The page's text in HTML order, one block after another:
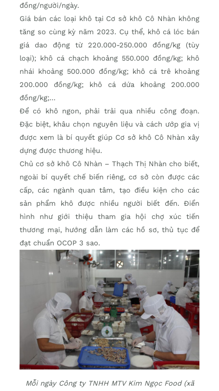
đồng/người/ngày.
Giá bán các loại khô tại Cơ sở khô Cô Nhàn không
tăng so cùng kỳ năm 2023. Cụ thể, khô cá lóc bán
giá dao động từ 220.000-250.000 đồng/kg (tùy
loại); khô cá chạch khoảng 550.000 đồng/kg; khô
nhái khoảng 500.000 đồng/kg; khô cá trê khoảng
200.000 đồng/kg; khô cá dứa khoảng 200.000
đồng/kg;…
Để có khô ngon, phải trải qua nhiều công đoạn.
Đặc biệt, khâu chọn nguyên liệu và cách ướp gia vị
được xem là bí quyết giúp Cơ sở khô Cô Nhàn xây
dựng được thương hiệu.
Chủ cơ sở khô Cô Nhàn – Thạch Thị Nhàn cho biết,
ngoài bí quyết chế biến riêng, cơ sở còn được các
cấp, các ngành quan tâm, tạo điều kiện cho các
sản phẩm khô được nhiều người biết đến. Điển
hình như giới thiệu tham gia hội chợ xúc tiến
thương mại, hướng dẫn làm các hồ sơ, thủ tục để
đạt chuẩn OCOP 3 sao.
Mỗi ngày Công ty TNHH MTV Kim Ngọc Food (xã